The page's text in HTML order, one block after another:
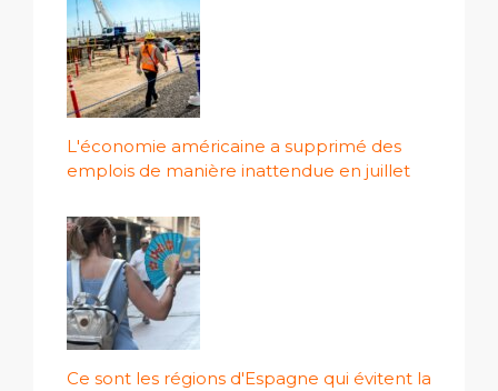
L'économie américaine a supprimé des
emplois de manière inattendue en juillet
Ce sont les régions d'Espagne qui évitent la